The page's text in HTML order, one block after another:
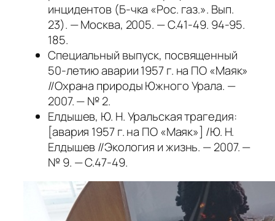
инцидентов (Б-чка «Рос. газ.». Вып.
23). — Москва, 2005. — С.41-49. 94-95.
185.
Специальный выпуск, посвященный
50-летию аварии 1957 г. на ПО «Маяк»
//Охрана природы Южного Урала. —
2007. — № 2.
Елдышев, Ю. Н. Уральская трагедия:
[авария 1957 г. на ПО «Маяк»] /Ю. Н.
Елдышев //Экология и жизнь. — 2007. —
№ 9. — С.47-49.